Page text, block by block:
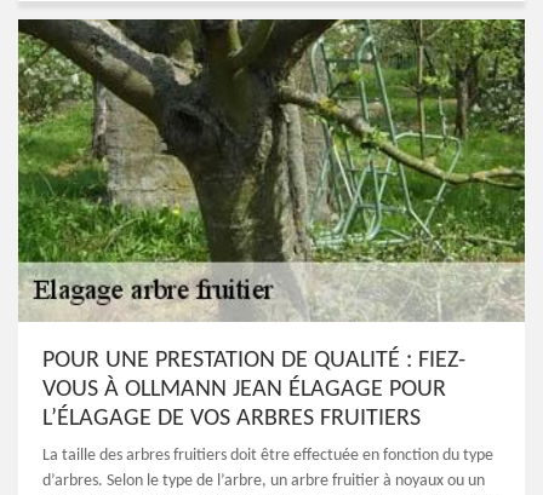
POUR UNE PRESTATION DE QUALITÉ : FIEZ-
VOUS À OLLMANN JEAN ÉLAGAGE POUR
L’ÉLAGAGE DE VOS ARBRES FRUITIERS
La taille des arbres fruitiers doit être effectuée en fonction du type
d’arbres. Selon le type de l’arbre, un arbre fruitier à noyaux ou un